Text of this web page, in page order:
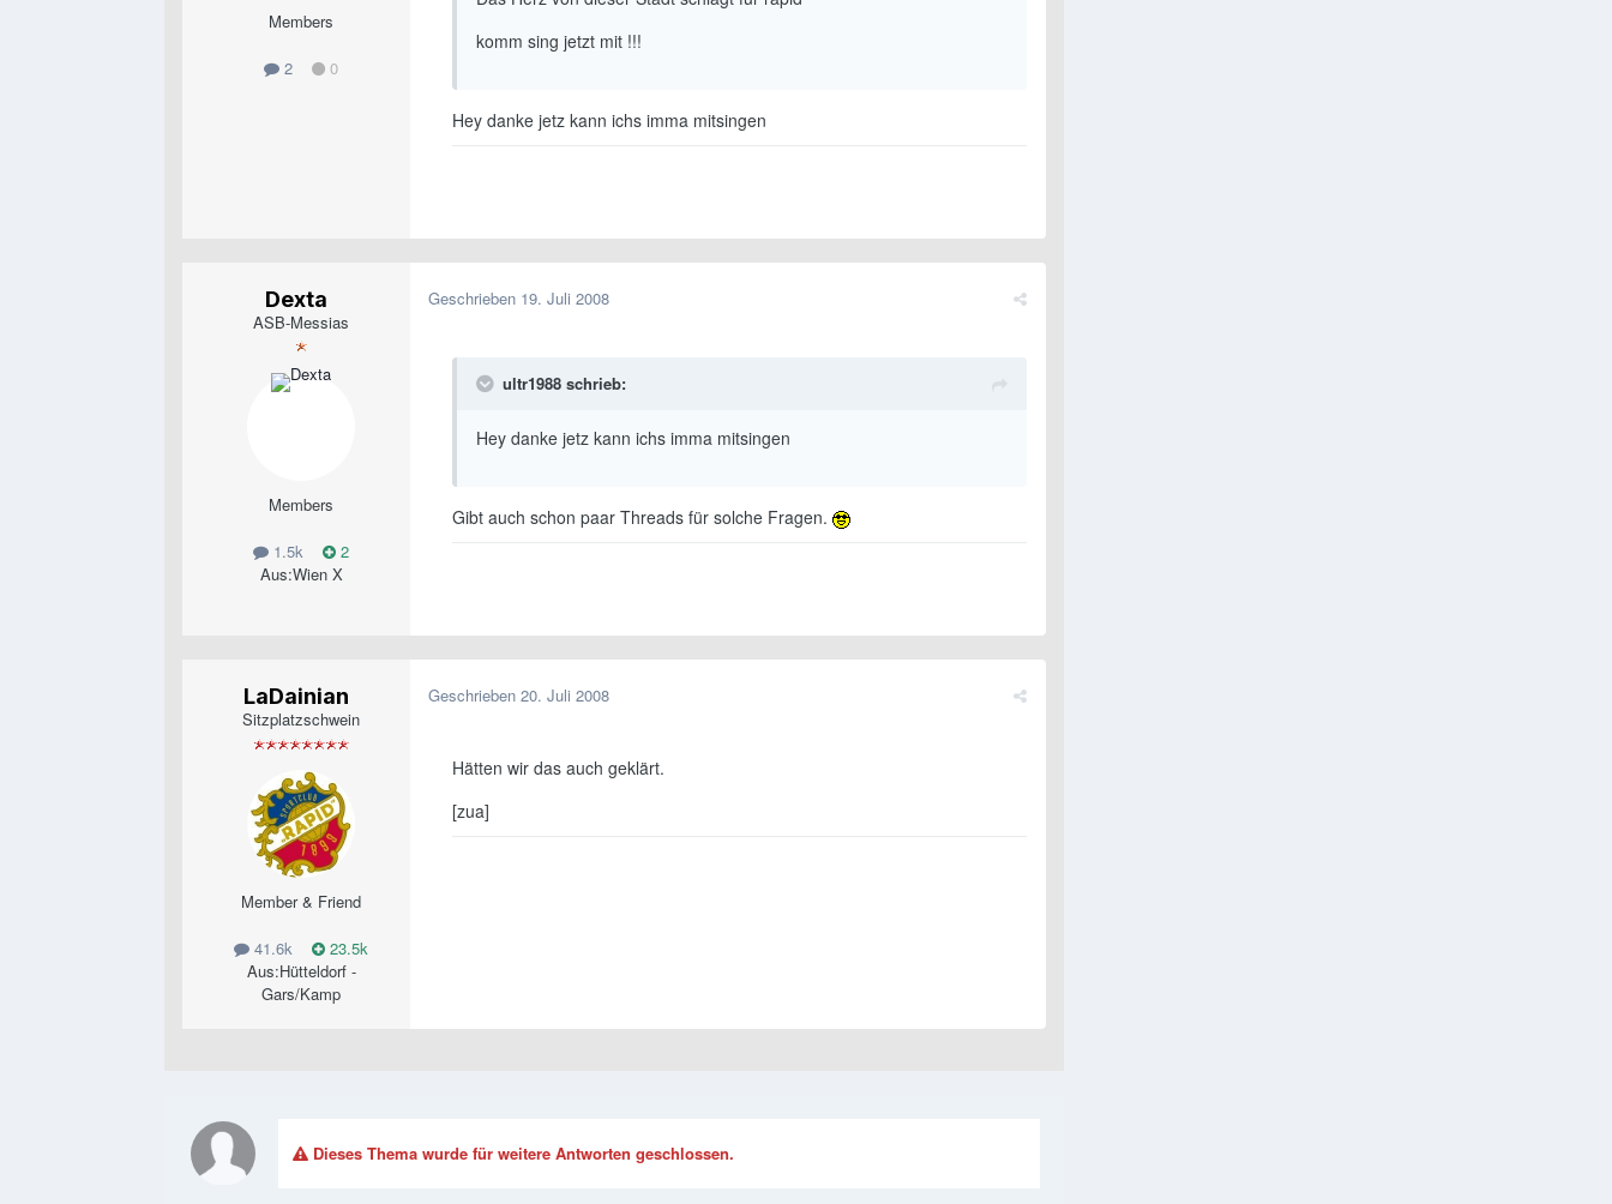
Members
2 0
komm sing jetzt mit !!!
Hey danke jetz kann ichs imma mitsingen
Dexta
ASB-Messias
Members
1.5k
2
Aus:Wien X
Geschrieben 19. Juli 2008
ultr1988 schrieb:
Hey danke jetz kann ichs imma mitsingen
Gibt auch schon paar Threads für solche Fragen.
LaDainian
Sitzplatzschwein
Member & Friend
41.6k
23.5k
Aus:Hütteldorf -
Gars/Kamp
Geschrieben 20. Juli 2008
Hätten wir das auch geklärt.
[zua]
Dieses Thema wurde für weitere Antworten geschlossen.